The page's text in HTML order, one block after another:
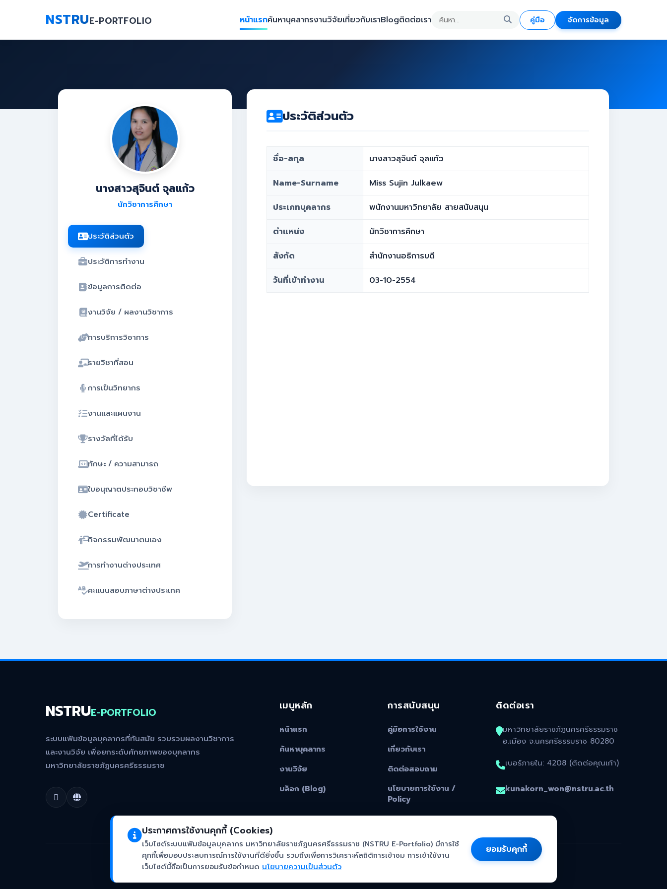
NSTRUE-PORTFOLIO หน้าแรกค้นหาบุคลากรงานวิจัยเกี่ยวกับเราBlogติดต่อเรา คู่มือ จัดการข้อมูล
นางสาวสุจินต์ จุลแก้ว
นักวิชาการศึกษา
ประวัติส่วนตัว
ประวัติการทำงาน
ข้อมูลการติดต่อ
งานวิจัย / ผลงานวิชาการ
การบริการวิชาการ
รายวิชาที่สอน
การเป็นวิทยากร
งานและแผนงาน
รางวัลที่ได้รับ
ทักษะ / ความสามารถ
ใบอนุญาตประกอบวิชาชีพ
Certificate
กิจกรรมพัฒนาตนเอง
การทำงานต่างประเทศ
คะแนนสอบภาษาต่างประเทศ
ประวัติส่วนตัว
ชื่อ-สกุล นางสาวสุจินต์ จุลแก้ว
Name-Surname Miss Sujin Julkaew
ประเภทบุคลากร พนักงานมหาวิทยาลัย สายสนับสนุน
ตำแหน่ง นักวิชาการศึกษา
สังกัด สำนักงานอธิการบดี
วันที่เข้าทำงาน 03-10-2554
NSTRUE-PORTFOLIO
ระบบแฟ้มข้อมูลบุคลากรที่ทันสมัย รวบรวมผลงานวิชาการ
และงานวิจัย เพื่อยกระดับศักยภาพของบุคลากร
มหาวิทยาลัยราชภัฏนครศรีธรรมราช
เมนูหลัก
หน้าแรก
ค้นหาบุคลากร
งานวิจัย
บล็อก (Blog)
การสนับสนุน
คู่มือการใช้งาน
เกี่ยวกับเรา
ติดต่อสอบถาม
นโยบายการใช้งาน /
Policy
ติดต่อเรา
มหาวิทยาลัยราชภัฏนครศรีธรรมราช
อ.เมือง จ.นครศรีธรรมราช 80280
เบอร์ภายใน: 4208 (ติดต่อคุณเก้า)
kunakorn_won@nstru.ac.th
©2026 สำนักวิทยบริการและเทคโนโลยีสารสนเทศ มหาวิทยาลัยราชภัฏนครศรีธรรมราช. All rights reserved.
ประกาศการใช้งานคุกกี้ (Cookies)
เว็บไซต์ระบบแฟ้มข้อมูลบุคลากร มหาวิทยาลัยราชภัฏนครศรีธรรมราช (NSTRU E-Portfolio) มีการใช้
คุกกี้เพื่อมอบประสบการณ์การใช้งานที่ดียิ่งขึ้น รวมถึงเพื่อการวิเคราะห์สถิติการเข้าชม การเข้าใช้งาน
เว็บไซต์นี้ถือเป็นการยอมรับข้อกำหนด นโยบายความเป็นส่วนตัว
ยอมรับคุกกี้